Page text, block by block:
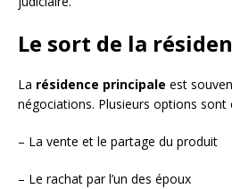
Le sort de la
La résidence principale est
négociations. Plusieurs options sont
– La vente et le partage du produit
– Le rachat par l’un des époux